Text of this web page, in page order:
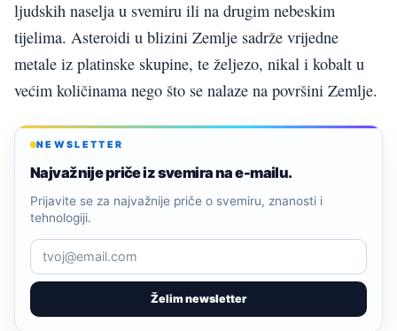
ljudskih naselja u svemiru ili na drugim nebeskim
tijelima. Asteroidi u blizini Zemlje sadrže vrijedne
metale iz platinske skupine, te željezo, nikal i kobalt u
većim količinama nego što se nalaze na površini Zemlje.
NEWSLETTER
Najvažnije priče iz svemira na e-mailu.
Želim newsletter
Prijavite se za najvažnije priče o svemiru, znanosti i
tehnologiji.